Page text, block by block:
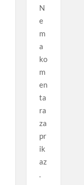
N
e
m
a
ko
m
en
ta
ra
za
pr
ik
az
.